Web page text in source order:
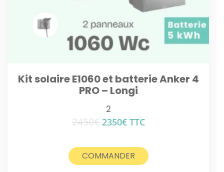
Kit solaire E1060 et batterie Anker 4
PRO – Longi
2
2450€ Le
était :
2450€.
2350€Le
est :
2350€.
TTC
COMMANDER